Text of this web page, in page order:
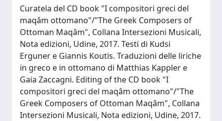
Curatela del CD book "I compositori greci del
maqâm ottomano"/"The Greek Composers of
Ottoman Maqâm", Collana Intersezioni Musicali,
Nota edizioni, Udine, 2017. Testi di Kudsi
Erguner e Giannis Koutis. Traduzioni delle liriche
in greco e in ottomano di Matthias Kappler e
Gaia Zaccagni. Editing of the CD book "I
compositori greci del maqâm ottomano"/"The
Greek Composers of Ottoman Maqâm", Collana
Intersezioni Musicali, Nota edizioni, Udine, 2017.